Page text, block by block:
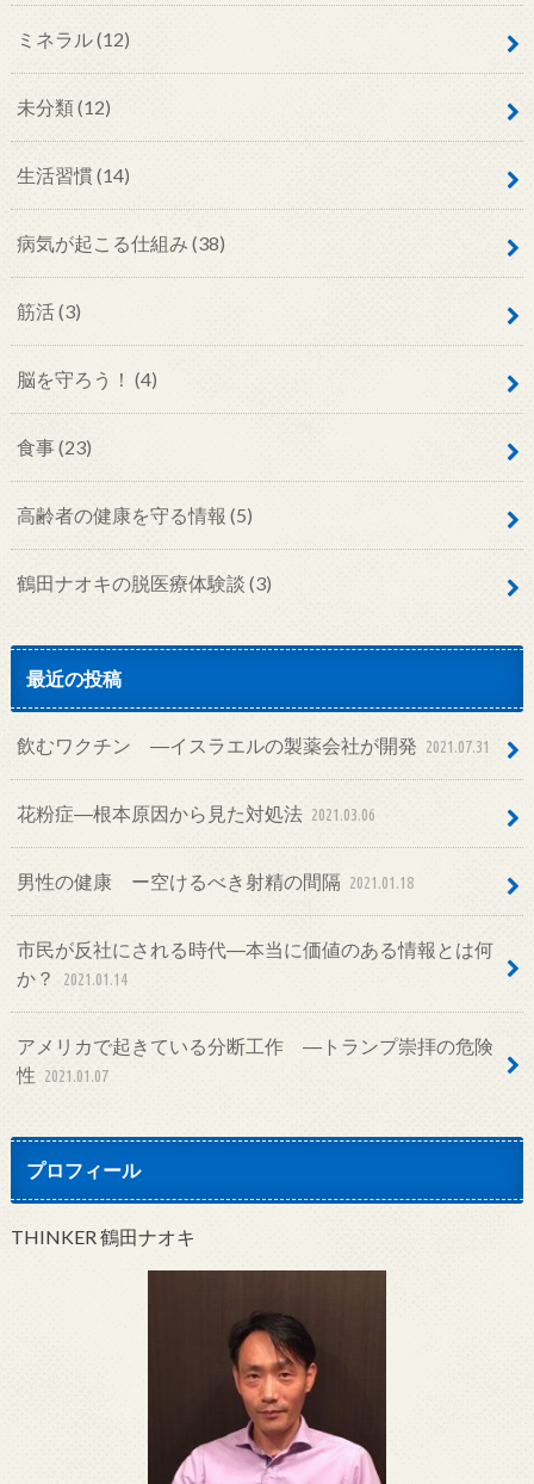
ミネラル(12)
未分類(12)
生活習慣(14)
病気が起こる仕組み (38)
筋活(3)
脳を守ろう！ (4)
食事(23)
高齢者の健康を守る情報 (5)
鶴田ナオキの脱医療体験談 (3)
最近の投稿
飲むワクチン ―イスラエルの製薬会社が開発 2021.07.31
花粉症―根本原因から見た対処法 2021.03.06
男性の健康 ー空けるべき射精の間隔 2021.01.18
市民が反社にされる時代―本当に価値のある情報とは何
か？
2021.01.14
アメリカで起きている分断工作 ―トランプ崇拝の危険
性 2021.01.07
プロフィール
THINKER 鶴田ナオキ